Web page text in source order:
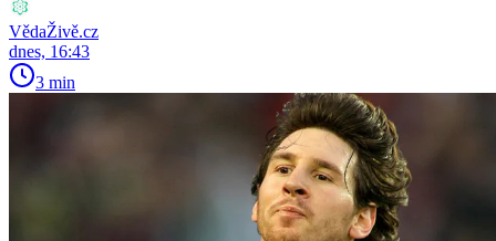
VědaŽivě.cz
dnes, 16:43
3 min